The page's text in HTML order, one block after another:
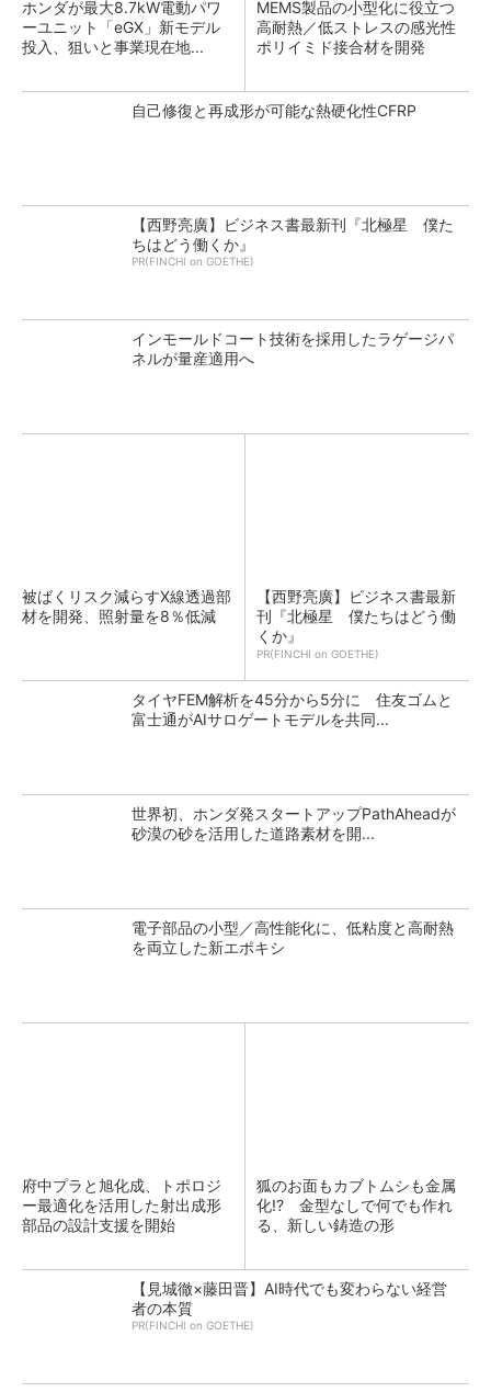
ホンダが最大8.7kW電動パワ
ーユニット「eGX」新モデル
投入、狙いと事業現在地...
MEMS製品の小型化に役立つ
高耐熱／低ストレスの感光性
ポリイミド接合材を開発
自己修復と再成形が可能な熱硬化性CFRP
【西野亮廣】ビジネス書最新刊『北極星 僕た
ちはどう働くか』
PR(FINCHI on GOETHE)
インモールドコート技術を採用したラゲージパ
ネルが量産適用へ
被ばくリスク減らすX線透過部
材を開発、照射量を8％低減
【西野亮廣】ビジネス書最新
刊『北極星 僕たちはどう働
くか』
PR(FINCHI on GOETHE)
タイヤFEM解析を45分から5分に 住友ゴムと
富士通がAIサロゲートモデルを共同...
世界初、ホンダ発スタートアップPathAheadが
砂漠の砂を活用した道路素材を開...
電子部品の小型／高性能化に、低粘度と高耐熱
を両立した新エポキシ
府中プラと旭化成、トポロジ
ー最適化を活用した射出成形
部品の設計支援を開始
狐のお面もカブトムシも金属
化!? 金型なしで何でも作れ
る、新しい鋳造の形
【見城徹×藤田晋】AI時代でも変わらない経営
者の本質
PR(FINCHI on GOETHE)